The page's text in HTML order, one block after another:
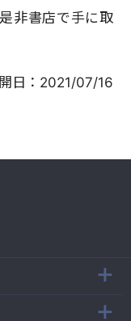
非書店で手に取
日： 2021/07/16